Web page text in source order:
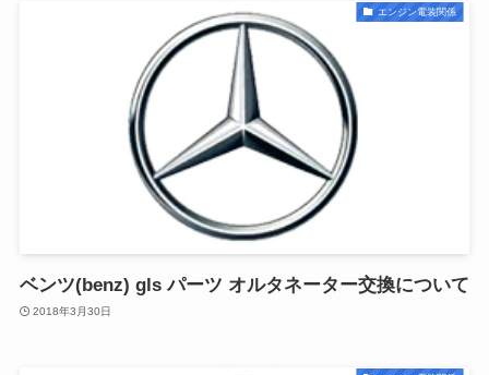
エンジン電装関係
ベンツ(benz) gls パーツ オルタネーター交換について
2018年3月30日